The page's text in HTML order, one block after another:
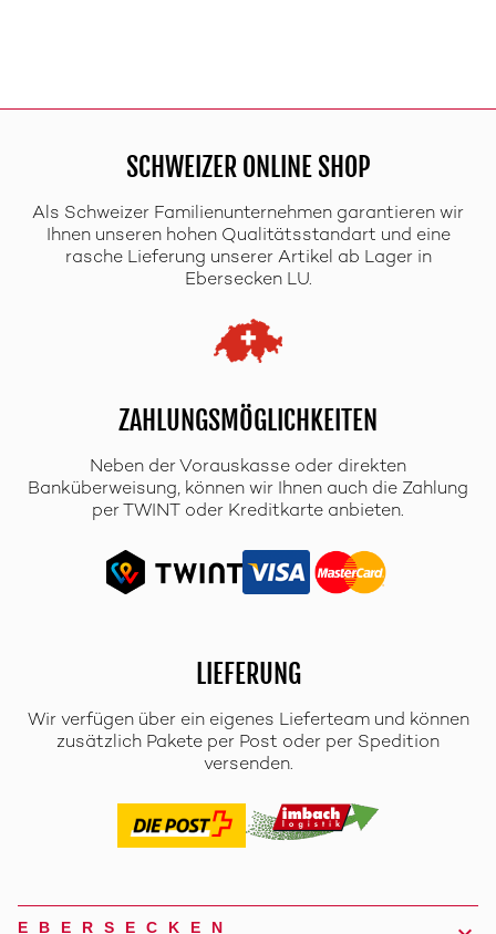
SCHWEIZER ONLINE SHOP
Als Schweizer Familienunternehmen garantieren wir
Ihnen unseren hohen Qualitätsstandart und eine
rasche Lieferung unserer Artikel ab Lager in
Ebersecken LU.
ZAHLUNGSMÖGLICHKEITEN
Neben der Vorauskasse oder direkten
Banküberweisung, können wir Ihnen auch die Zahlung
per TWINT oder Kreditkarte anbieten.
LIEFERUNG
Wir verfügen über ein eigenes Lieferteam und können
zusätzlich Pakete per Post oder per Spedition
versenden.
EBERSECKEN